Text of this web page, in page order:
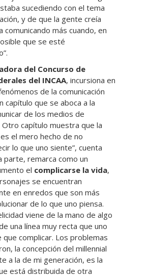
sucediendo con el tema
y de que la gente creía
comunicando más cuando, en
que se esté
del Concurso de
del INCAA, incursiona en
de la comunicación
capítulo que se aboca a la
de los medios de
Otro capítulo muestra que la
el mero hecho de no
lo que uno siente”, cuenta
parte, remarca como un
el complicarse la vida,
se encuentran
en enredos que son más
de lo que uno piensa.
viene de la mano de algo
una línea muy recta que uno
complicar. Los problemas
la concepción del millennial
a la de mi generación, es la
está distribuida de otra